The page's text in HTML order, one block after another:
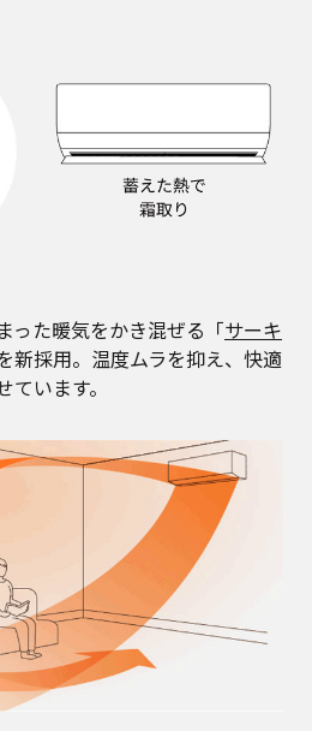
った暖気をかき混ぜる「サーキ
新採用。温度ムラを抑え、快適
います。